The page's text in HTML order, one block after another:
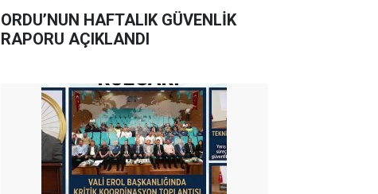
ORDU’NUN HAFTALIK GÜVENLİK
RAPORU AÇIKLANDI